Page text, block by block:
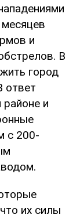
и
В
город
ответ
и
с 200-
их силы